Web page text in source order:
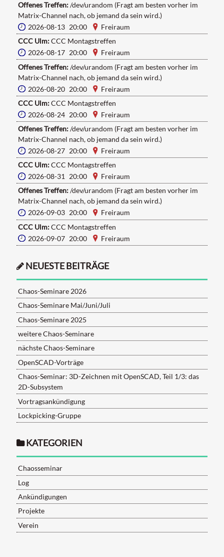
Offenes Treffen:/dev/urandom (Fragt am besten vorher im
Matrix-Channel nach, ob jemand da sein wird.)
2026-08-13 20:00
Freiraum
CCC Ulm:CCC Montagstreffen
2026-08-17 20:00
Freiraum
Offenes Treffen:/dev/urandom (Fragt am besten vorher im
Matrix-Channel nach, ob jemand da sein wird.)
2026-08-20 20:00
Freiraum
CCC Ulm:CCC Montagstreffen
2026-08-24 20:00
Freiraum
Offenes Treffen:/dev/urandom (Fragt am besten vorher im
Matrix-Channel nach, ob jemand da sein wird.)
2026-08-27 20:00
Freiraum
CCC Ulm:CCC Montagstreffen
2026-08-31 20:00
Freiraum
Offenes Treffen:/dev/urandom (Fragt am besten vorher im
Matrix-Channel nach, ob jemand da sein wird.)
2026-09-03 20:00
Freiraum
CCC Ulm:CCC Montagstreffen
2026-09-07 20:00
Freiraum
NEUESTE BEITRÄGE
Chaos-Seminare 2026
Chaos-Seminare Mai/Juni/Juli
Chaos-Seminare 2025
weitere Chaos-Seminare
nächste Chaos-Seminare
OpenSCAD-Vorträge
Chaos-Seminar: 3D-Zeichnen mit OpenSCAD, Teil 1/3: das
2D-Subsystem
Vortragsankündigung
Lockpicking-Gruppe
KATEGORIEN
Chaosseminar
Log
Ankündigungen
Projekte
Verein